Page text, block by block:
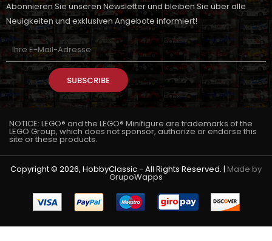
Abonnieren Sie unseren Newsletter und bleiben Sie über alle
Neuigkeiten und exklusiven Angebote informiert!
SUBSCRIBE
NOTICE: LEGO® and the LEGO® Minifigure are trademarks of the
LEGO Group, which does not sponsor, authorize or endorse this
site or these products.
Copyright © 2026, HobbyClassic - All Rights Reserved. | Made by
GrupoWapps